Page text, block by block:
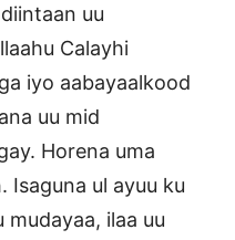
uu
Calayhi
iyo aabayaalkood
uu mid
Horena uma
Isaguna ul ayuu ku
ilaa uu